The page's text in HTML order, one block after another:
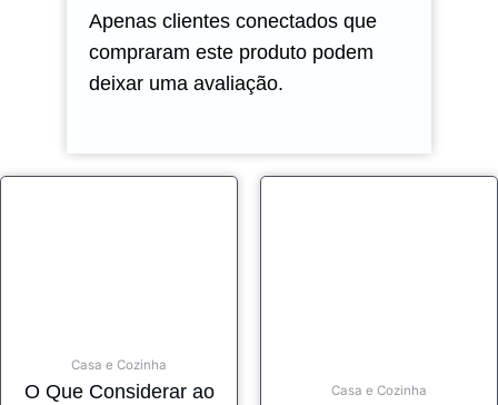
Casa e Cozinha
O Que Considerar ao
Casa e Cozinha
Apenas clientes conectados que
compraram este produto podem
deixar uma avaliação.